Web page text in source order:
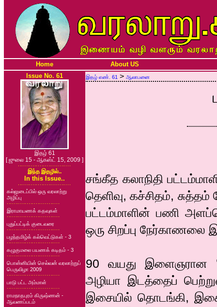
Home
About US
Issue No. 61
இதழ் 61
[ ஜுலை 15 - ஆகஸ்ட் 15, 2009 ]
இந்த இதழில்..
In this Issue..
கல்லுடைப்பில் ஒரு வரலாற்று
அழிப்பு
இராமாயணக் கதவுகள்
புதுப்பட்டிக் குடைவரை
பழந்தமிழ்க் கல்வெட்டுகள் - 3
கழுகுமலை பயணக் கடிதம் - 3
பொன்னியின் செல்வன் வரலாற்றுப்
பெருவிழா 2009
பாடு பட்ட அம்மாள்
ராமநாதபுரம் கிருஷ்ணன் -
ஆவணப்படம்
இதழ் எண். 61 > ஆலாபனை
சங்கீத கலாநிதி
தெளிவு, கச்சிதம்,
பட்டம்மாளின் பணி
ஒரு சிறப்பு நேர்காணலை
90 வயது இளைஞரான
அழியா இடத்தைப்
இசையில் தொடங்கி,